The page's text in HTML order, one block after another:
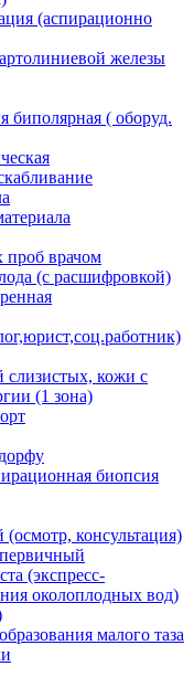
(аспирационно
железы
биполярная ( оборуд.
проб врачом
(с расшифровкой)
слизистых, кожи с
(1 зона)
биопсия
консультация)
(экспресс-
околоплодных вод)
малого таза